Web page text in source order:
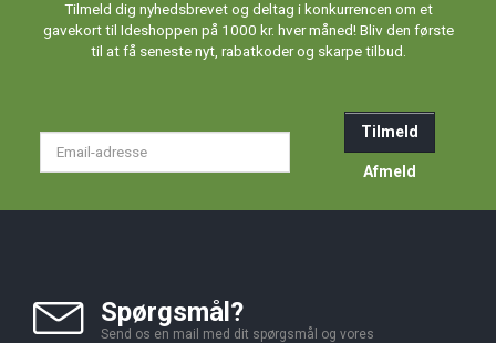
Tilmeld dig nyhedsbrevet og deltag i konkurrencen om et
gavekort til Ideshoppen på 1000 kr. hver måned! Bliv den første
til at få seneste nyt, rabatkoder og skarpe tilbud.
Tilmeld
Afmeld
Spørgsmål?
Send os en mail med dit spørgsmål og vores